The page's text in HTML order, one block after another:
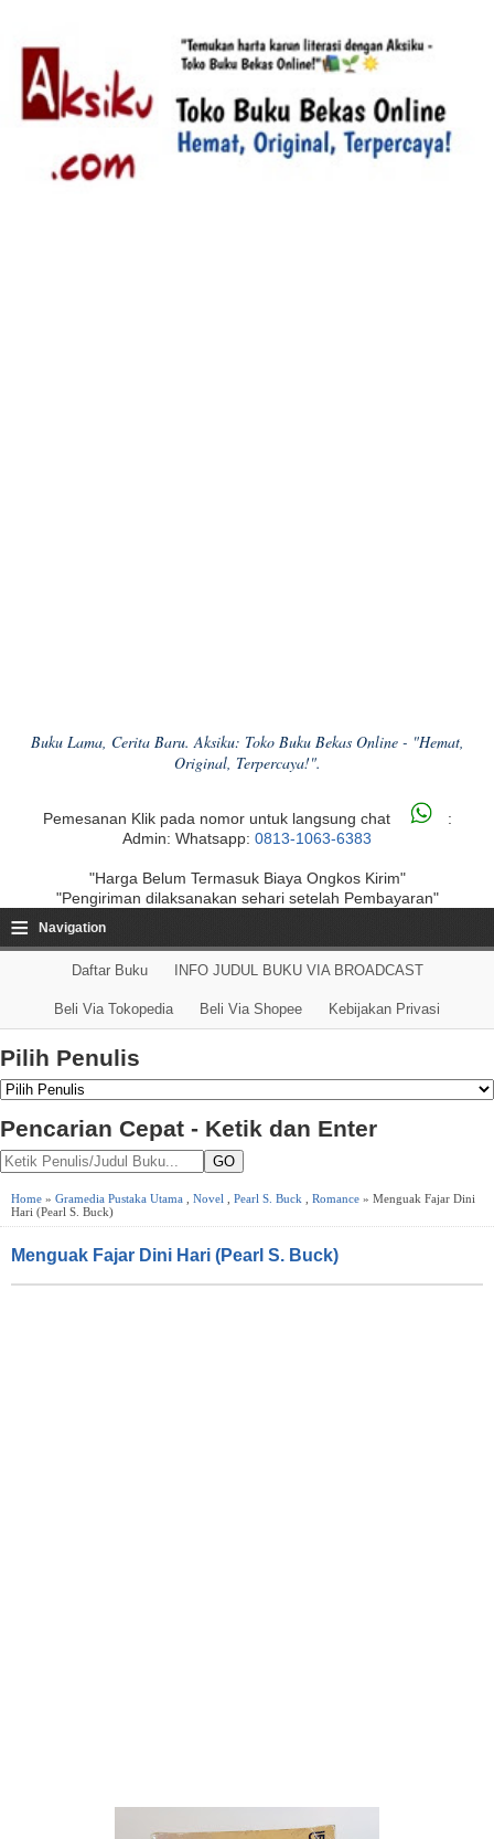
Buku Lama, Cerita Baru. Aksiku: Toko Buku Bekas Online - "Hemat,
Original, Terpercaya!".
Pemesanan Klik pada nomor untuk langsung chat
:
Admin: Whatsapp: 0813-1063-6383
"Harga Belum Termasuk Biaya Ongkos Kirim"
"Pengiriman dilaksanakan sehari setelah Pembayaran"
≡ Navigation
Daftar Buku INFO JUDUL BUKU VIA BROADCAST
Beli Via Tokopedia Beli Via Shopee Kebijakan Privasi
Pilih Penulis
Pencarian Cepat - Ketik dan Enter
GO
Home » Gramedia Pustaka Utama Novel Pearl S. Buck Romance » Menguak Fajar Dini
Hari (Pearl S. Buck)
Menguak Fajar Dini Hari (Pearl S. Buck)